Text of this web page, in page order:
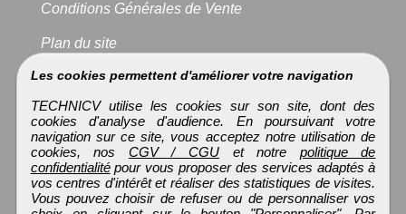
Les cookies permettent d'améliorer votre navigation
TECHNICV utilise les cookies sur son site, dont des
cookies d'analyse d'audience. En poursuivant votre
navigation sur ce site, vous acceptez notre utilisation de
cookies, nos CGV / CGU et notre politique de
confidentialitépour vous proposer des services adaptés à
vos centres d'intérêt et réaliser des statistiques de visites.
Vous pouvez choisir de refuser ou de personnaliser vos
Conditions Générales de Vente
Plan du site